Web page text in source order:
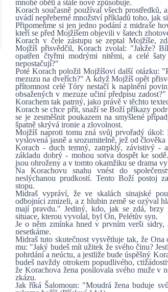
mnohé oběti a stále nové způsobuje.
Korach současně používal všech prostředků,
uvádí nepřeberné množství příkladů toho, jak
Připomeňme si jen jedno podání z midraše
kteří se před Mojžíšem objevili v šatech
Korach v čele zástupu se zeptal Mojžíše,
Mojžíš přisvědčil, Korach zvolal: "Jakže?
opatřen čtyřmi modrými nitěmi, a celé
nepostačují?"
Poté Korach položil Mojžíšovi další otázku:
mezuzu na dveřích?" A když Mojžíš opět
přítomnost celé Tóry nestačí k naplnění
obsažených v mezuze učiní předpisu
Korachem tak patrný, jako právě v těchto
Korach se chce přít, snaží se Boží příkazy
se je zesměšnit poukazem na smyšlené
špatně skrývá ironie a zlovolnost.
Mojžíš naproti tomu zná svůj prvořadý úkol:
vyslovená jasně a srozumitelně, jež od
Korach - duch temný, zatrpklý, závistivý -
základu dobrý - mohou sotva dospět ke
jsou ohroženy a v tomto okamžiku se drama
Na Korachovu snahu vnést do
neslýchanou prudkostí. Tento Boží postoj
stopu.
Midraš vypráví, že ve skalách sinajské
odbojníci zmizeli, a z hlubin země se ozýval
mají pravdu." Jediný, kdo, jak se zdá,
situace, kterou vyvolal, byl On, Pelétův syn.
Je o něm zmínka hned v prvním verši
nesetkáme.
Midraš tuto skutečnost vysvětluje tak, že Ona
mu: "Jaký budeš mít užitek že svého činu?
pohrdání a neúctu, a jestliže bude úspěšný
budeš navždy otrokem popudlivého,
že Korachova žena posilovala svého muže v
zkázu.
Jak říká Šalomoun: "Moudrá žena buduje